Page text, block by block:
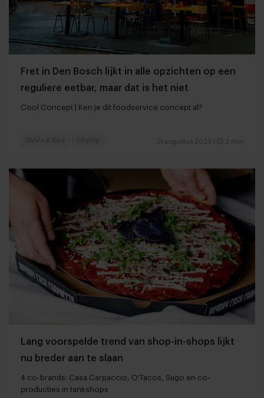
Fret in Den Bosch lijkt in alle opzichten op een
reguliere eetbar, maar dat is het niet
Cool Concept | Ken je dit foodservice concept al?
21 augustus 2023 2 min
Café's & Bars Citytrip
Lang voorspelde trend van shop-in-shops lijkt
nu breder aan te slaan
4 co-brands: Casa Carpaccio, O'Tacos, Sugo en co-
producties in tankshops